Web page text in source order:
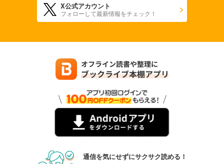
X公式アカウント
フォローして最新情報をチェック！
通信を気にせずにサクサク読める！